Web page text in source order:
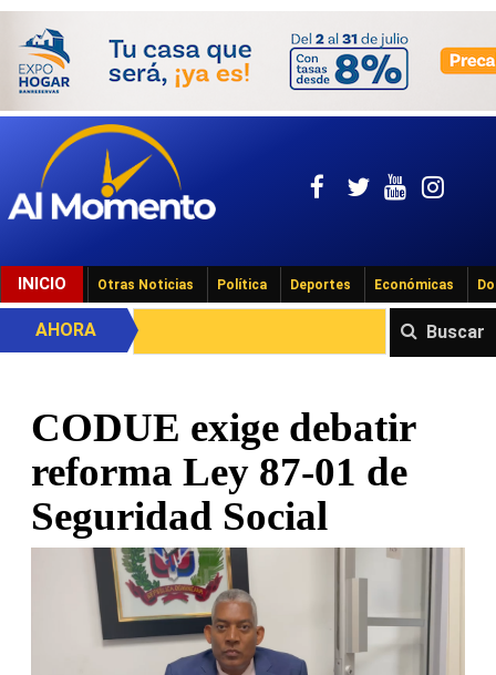
INICIO Otras Noticias Política Deportes Económicas
Buscar
AHORA
CODUE exige debatir
reforma Ley 87-01 de
Seguridad Social